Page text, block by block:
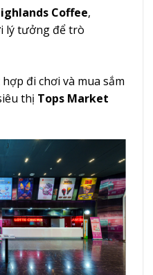
Coffee,
lý tưởng để trò
đi chơi và mua sắm
thị Tops Market